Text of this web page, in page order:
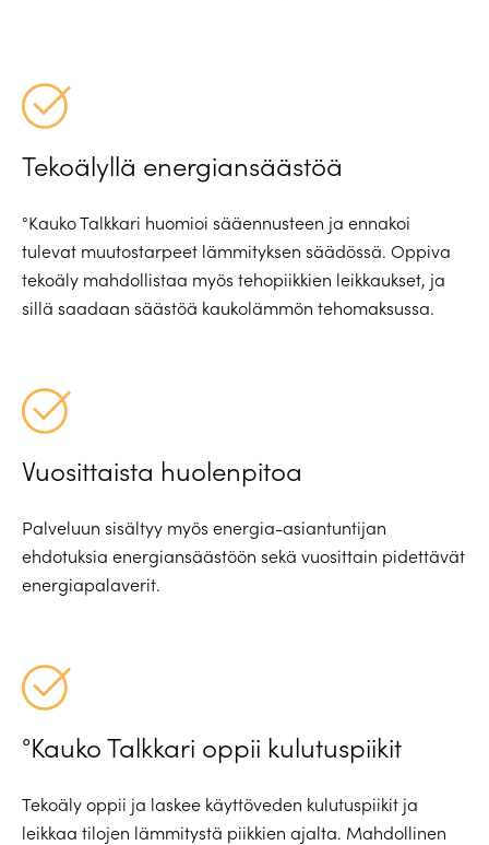
Tekoälyllä energiansäästöä
°Kauko Talkkari huomioi sääennusteen ja ennakoi
tulevat muutostarpeet lämmityksen säädössä. Oppiva
tekoäly mahdollistaa myös tehopiikkien leikkaukset, ja
sillä saadaan säästöä kaukolämmön tehomaksussa.
Vuosittaista huolenpitoa
Palveluun sisältyy myös energia-asiantuntijan
ehdotuksia energiansäästöön sekä vuosittain pidettävät
energiapalaverit.
°Kauko Talkkari oppii kulutuspiikit
Tekoäly oppii ja laskee käyttöveden kulutuspiikit ja
leikkaa tilojen lämmitystä piikkien ajalta. Mahdollinen